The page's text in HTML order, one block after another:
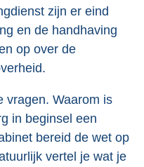
zijn er eind
en de handhaving
op over de
vragen. Waarom is
in beginsel een
bereid de wet op
vertel je wat je